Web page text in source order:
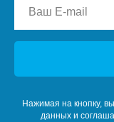
Нажимая на кнопку,
данных и